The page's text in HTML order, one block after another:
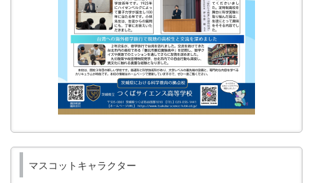
マスコットキャラクター